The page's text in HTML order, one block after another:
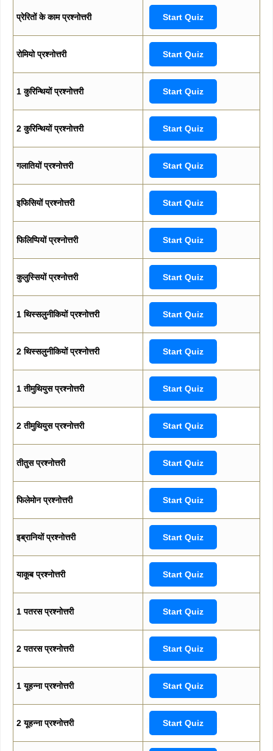
प्रेरितों के काम प्रश्नोत्तरी Start Quiz
रोमियो प्रश्नोत्तरी Start Quiz
1 कुरिन्थियों प्रश्नोत्तरी Start Quiz
2 कुरिन्थियों प्रश्नोत्तरी Start Quiz
गलातियों प्रश्नोत्तरी Start Quiz
इफिसियों प्रश्नोत्तरी Start Quiz
फिलिप्पियों प्रश्नोत्तरी Start Quiz
कुलुस्सियों प्रश्नोत्तरी Start Quiz
1 थिस्सलुनीकियों प्रश्नोत्तरी Start Quiz
2 थिस्सलुनीकियों प्रश्नोत्तरी Start Quiz
1 तीमुथियुस प्रश्नोत्तरी Start Quiz
2 तीमुथियुस प्रश्नोत्तरी Start Quiz
तीतुस प्रश्नोत्तरी Start Quiz
फिलेमोन प्रश्नोत्तरी Start Quiz
इब्रानियों प्रश्नोत्तरी Start Quiz
याकूब प्रश्नोत्तरी Start Quiz
1 पतरस प्रश्नोत्तरी Start Quiz
2 पतरस प्रश्नोत्तरी Start Quiz
1 यूहन्ना प्रश्नोत्तरी Start Quiz
2 यूहन्ना प्रश्नोत्तरी Start Quiz